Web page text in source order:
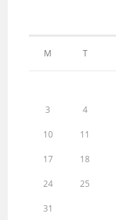
M T
3 4
10 11
17 18
24 25
31